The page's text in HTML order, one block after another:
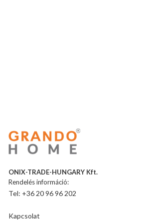
ONIX-TRADE-HUNGARY Kft.
Rendelés információ:
Tel: +36 20 96 96 202
Kapcsolat